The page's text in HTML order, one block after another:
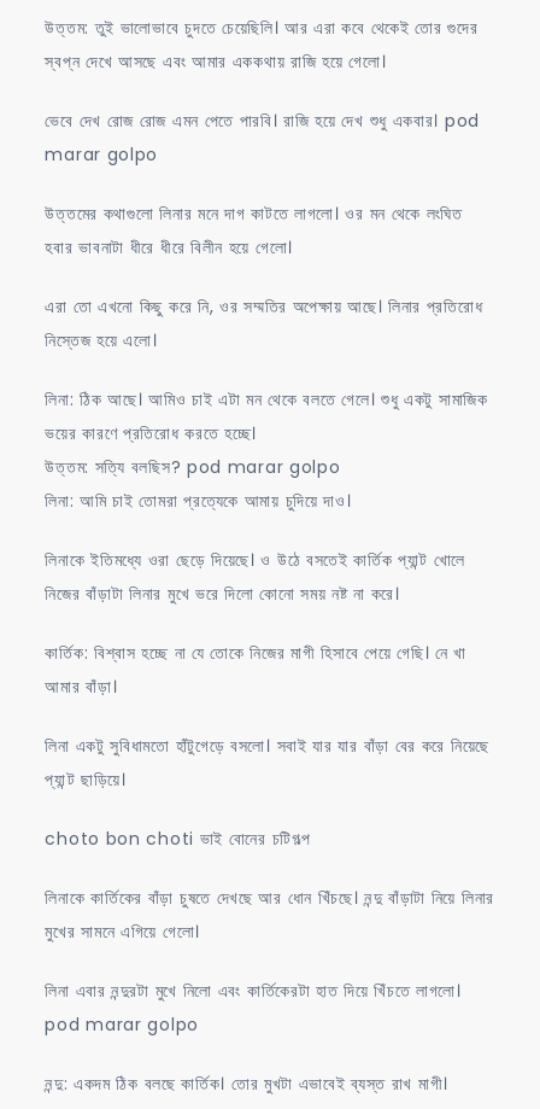
উত্তম: তুই ভালোভাবে চুদতে চেয়েছিলি। আর এরা কবে থেকেই তোর গুদের
স্বপ্ন দেখে আসছে এবং আমার এককথায় রাজি হয়ে গেলো।
ভেবে দেখ রোজ রোজ এমন পেতে পারবি। রাজি হয়ে দেখ শুধু একবার। pod
marar golpo
উত্তমের কথাগুলো লিনার মনে দাগ কাটতে লাগলো। ওর মন থেকে লংঘিত
হবার ভাবনাটা ধীরে ধীরে বিলীন হয়ে গেলো।
এরা তো এখনো কিছু করে নি, ওর সম্মতির অপেক্ষায় আছে। লিনার প্রতিরোধ
নিস্তেজ হয়ে এলো।
লিনা: ঠিক আছে। আমিও চাই এটা মন থেকে বলতে গেলে। শুধু একটু সামাজিক
ভয়ের কারণে প্রতিরোধ করতে হচ্ছে।
উত্তম: সত্যি বলছিস? pod marar golpo
লিনা: আমি চাই তোমরা প্রত্যেকে আমায় চুদিয়ে দাও।
লিনাকে ইতিমধ্যে ওরা ছেড়ে দিয়েছে। ও উঠে বসতেই কার্তিক প্যান্ট খোলে
নিজের বাঁড়াটা লিনার মুখে ভরে দিলো কোনো সময় নষ্ট না করে।
কার্তিক: বিশ্বাস হচ্ছে না যে তোকে নিজের মাগী হিসাবে পেয়ে গেছি। নে খা
আমার বাঁড়া।
লিনা একটু সুবিধামতো হাঁটুগেড়ে বসলো। সবাই যার যার বাঁড়া বের করে নিয়েছে
প্যান্ট ছাড়িয়ে।
choto bon choti ভাই বোনের চটিগল্প
লিনাকে কার্তিকের বাঁড়া চুষতে দেখছে আর ধোন খিঁচছে। নন্দু বাঁড়াটা নিয়ে লিনার
মুখের সামনে এগিয়ে গেলো।
লিনা এবার নন্দুরটা মুখে নিলো এবং কার্তিকেরটা হাত দিয়ে খিঁচতে লাগলো।
pod marar golpo
নন্দু: একদম ঠিক বলছে কার্তিক। তোর মুখটা এভাবেই ব্যস্ত রাখ মাগী।